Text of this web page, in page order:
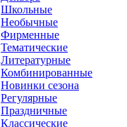
Школьные
Необычные
Фирменные
Тематические
Литературные
Комбинированные
Новинки сезона
Регулярные
Праздничные
Классические